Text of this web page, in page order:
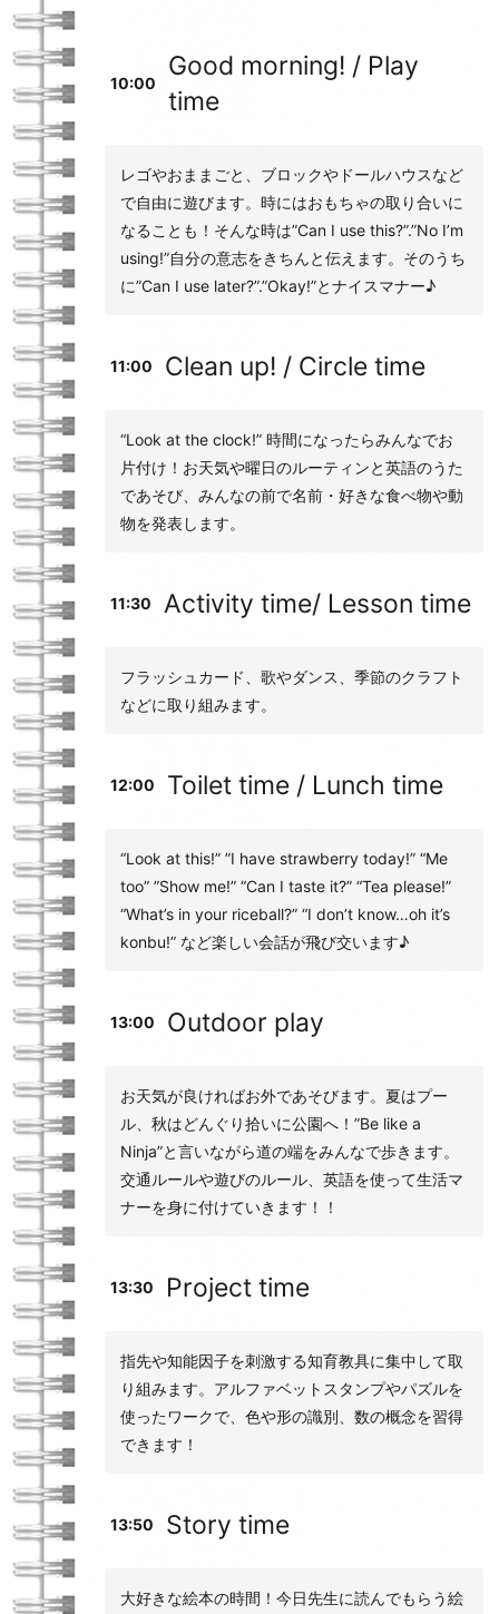
10:00
Good morning! / Play
time
レゴやおままごと、ブロックやドールハウスなど
で自由に遊びます。時にはおもちゃの取り合いに
なることも！ そんな時は”Can I use this?”.”No I’m
using!”自分の意志をきちんと伝えます。そのうち
に”Can I use later?”.”Okay!”とナイスマナー♪
11:00 Clean up! / Circle time
“Look at the clock!” 時間になったらみんなでお
片付け！お天気や曜日のルーティンと英語のうた
であそび、みんなの前で名前・好きな食べ物や動
物を発表します。
11:30 Activity time/ Lesson time
フラッシュカード、歌やダンス、季節のクラフト
などに取り組みます。
12:00 Toilet time / Lunch time
“Look at this!” ”I have strawberry today!” “Me
too” ”Show me!” “Can I taste it?” “Tea please!”
“What’s in your riceball?” “I don’t know…oh it’s
konbu!” など楽しい会話が飛び交います♪
13:00 Outdoor play
お天気が良ければお外であそびます。夏はプー
ル、秋はどんぐり拾いに公園へ！”Be like a
Ninja”と言いながら道の端をみんなで歩きます。
交通ルールや遊びのルール、英語を使って生活マ
ナーを身に付けていきます！！
13:30 Project time
指先や知能因子を刺激する知育教具に集中して取
り組みます。アルファベットスタンプやパズルを
使ったワークで、色や形の識別、数の概念を習得
できます！
13:50 Story time
大好きな絵本の時間！今日先生に読んでもらう絵